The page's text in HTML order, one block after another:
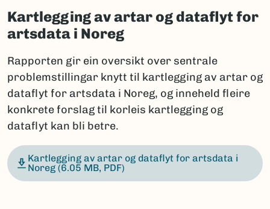
Kartlegging av artar og dataflyt for
artsdata i Noreg
Rapporten gir ein oversikt over sentrale
problemstillingar knytt til kartlegging av artar og
dataflyt for artsdata i Noreg, og inneheld fleire
konkrete forslag til korleis kartlegging og
dataflyt kan bli betre.
Kartlegging av artar og dataflyt for artsdata i
Noreg (6.05 MB, PDF)